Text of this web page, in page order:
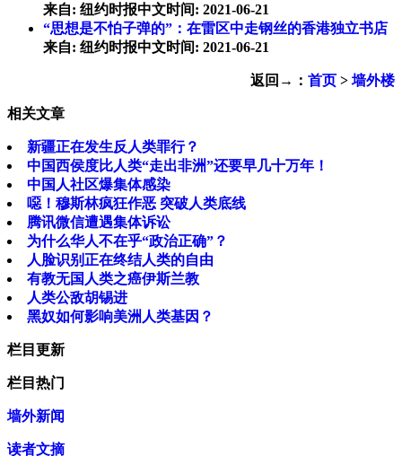
来自: 纽约时报中文时间: 2021-06-21
“思想是不怕子弹的”：在雷区中走钢丝的香港独立书店
来自: 纽约时报中文时间: 2021-06-21
返回→： 首页 > 墙外楼
相关文章
新疆正在发生反人类罪行？
中国西侯度比人类“走出非洲”还要早几十万年！
中国人社区爆集体感染
噁！穆斯林疯狂作恶 突破人类底线
腾讯微信遭遇集体诉讼
为什么华人不在乎“政治正确”？
人脸识别正在终结人类的自由
有教无国人类之癌伊斯兰教
人类公敌胡锡进
黑奴如何影响美洲人类基因？
栏目更新
栏目热门
墙外新闻
读者文摘